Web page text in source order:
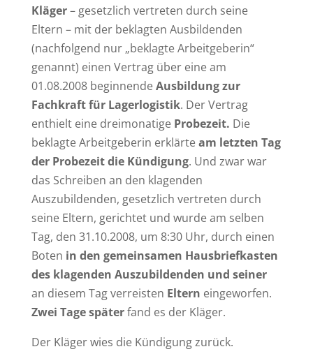
Kläger– gesetzlich vertreten durch seine
Eltern – mit der beklagten Ausbildenden
(nachfolgend nur „beklagte Arbeitgeberin“
genannt) einen Vertrag über eine am
01.08.2008 beginnendeAusbildung zur
Fachkraft für Lagerlogistik. Der Vertrag
enthielt eine dreimonatige Probezeit. Die
beklagte Arbeitgeberin erklärteam letzten Tag
der Probezeit die Kündigung. Und zwar war
das Schreiben an den klagenden
Auszubildenden, gesetzlich vertreten durch
seine Eltern, gerichtet und wurde am selben
Tag, den 31.10.2008, um 8:30 Uhr, durch einen
Boten in den gemeinsamen Hausbriefkasten
des klagenden Auszubildenden und seiner
an diesem Tag verreisten Eltern eingeworfen.
Zwei Tage späterfand es der Kläger.
Der Kläger wies die Kündigung zurück.